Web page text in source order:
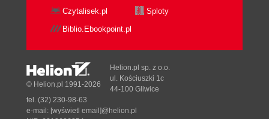
Czytalisek.pl
Sploty
Biblio.Ebookpoint.pl
© Helion.pl 1991-2026
Helion.pl sp. z o.o.
ul. Kościuszki 1c
44-100 Gliwice
tel. (32) 230-98-63
e-mail: [wyświetl email]@helion.pl